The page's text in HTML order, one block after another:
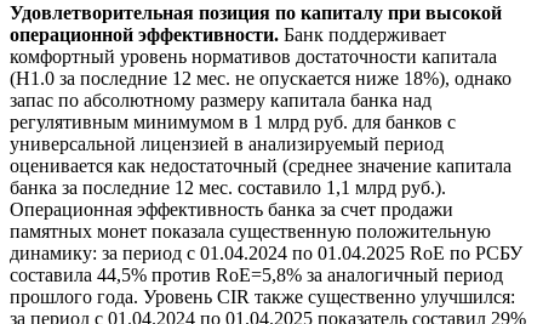
Удовлетворительная позиция по капиталу при высокой
операционной эффективности. Банк поддерживает
комфортный уровень нормативов достаточности капитала
(Н1.0 за последние 12 мес. не опускается ниже 18%), однако
запас по абсолютному размеру капитала банка над
регулятивным минимумом в 1 млрд руб. для банков с
универсальной лицензией в анализируемый период
оценивается как недостаточный (среднее значение капитала
банка за последние 12 мес. составило 1,1 млрд руб.).
Операционная эффективность банка за счет продажи
памятных монет показала существенную положительную
динамику: за период с 01.04.2024 по 01.04.2025 RoE по РСБУ
составила 44,5% против RoE=5,8% за аналогичный период
прошлого года. Уровень CIR также существенно улучшился:
за период с 01.04.2024 по 01.04.2025 показатель составил 29%